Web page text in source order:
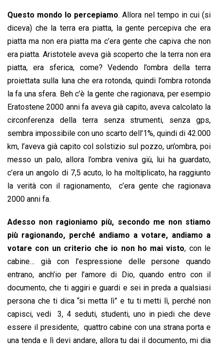
Questo mondo lo percepiamo. Allora nel tempo in cui (si
diceva) che la terra era piatta, la gente percepiva che era
piatta ma non era piatta ma c’era gente che capiva che non
era piatta. Aristotele aveva già scoperto che la terra non era
piatta, era sferica, come? Vedendo l’ombra della terra
proiettata sulla luna che era rotonda, quindi l’ombra rotonda
la fa una sfera. Beh c’è la gente che ragionava, per esempio
Eratostene 2000 anni fa aveva già capito, aveva calcolato la
circonferenza della terra senza strumenti, senza gps,
sembra impossibile con uno scarto dell’1%, quindi di 42.000
km, l’aveva già capito col solstizio sul pozzo, un’ombra, poi
messo un palo, allora l’ombra veniva giù, lui ha guardato,
c’era un angolo di 7,5 acuto, lo ha moltiplicato, ha raggiunto
la verità con il ragionamento, c’era gente che ragionava
2000 anni fa.
Adesso non ragioniamo più, secondo me non stiamo
più ragionando, perché andiamo a votare, andiamo a
votare con un criterio che io non ho mai visto, con le
cabine… già con l’espressione delle persone quando
entrano, anch’io per l’amore di Dio, quando entro con il
documento, che ti aggiri e guardi e sei in preda a qualsiasi
persona che ti dica “si metta lì” e tu ti metti lì, perché non
capisci, vedi 3, 4 seduti, studenti, uno in piedi che deve
essere il presidente, quattro cabine con una strana porta e
una tenda e lì devi andare, allora tu dai il documento, mi dia